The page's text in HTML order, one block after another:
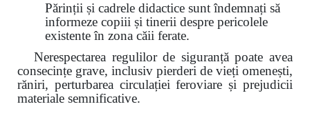
Părinții și cadrele didactice sunt îndemnați să
informeze copiii și tinerii despre pericolele
existente în zona căii ferate.
Nerespectarea regulilor de siguranță poate avea
consecințe grave, inclusiv pierderi de vieți omenești,
răniri, perturbarea circulației feroviare și prejudicii
materiale semnificative.